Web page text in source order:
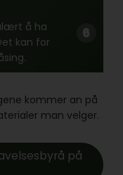
å ha
kan for
kommer an på
man velger.
på